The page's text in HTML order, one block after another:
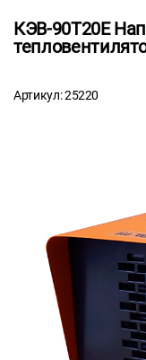
КЭВ-90Т20Е
Артикул: 25220